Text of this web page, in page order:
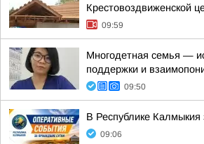
Крестовоздвиженской
09:59
Многодетная семья —
поддержки и
09:50
В Республике
09:06